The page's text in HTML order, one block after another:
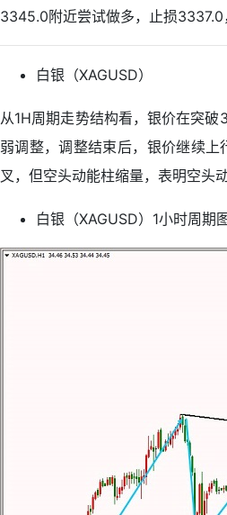
3345.0附近尝试做多，止损
白银（XAGUSD）
从1H周期走势结构看，银价在突
弱调整，调整结束后，银价继续
叉，但空头动能柱缩量，表明空头
白银（XAGUSD）1小时周期